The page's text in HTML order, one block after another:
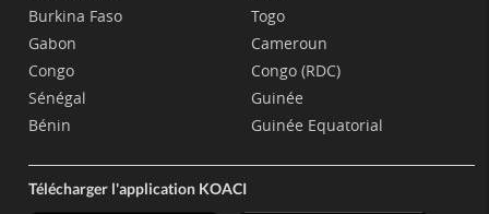
Burkina Faso
Gabon
Congo
Sénégal
Bénin
Togo
Cameroun
Congo (RDC)
Guinée
Guinée Equatorial
Télécharger l'application KOACI